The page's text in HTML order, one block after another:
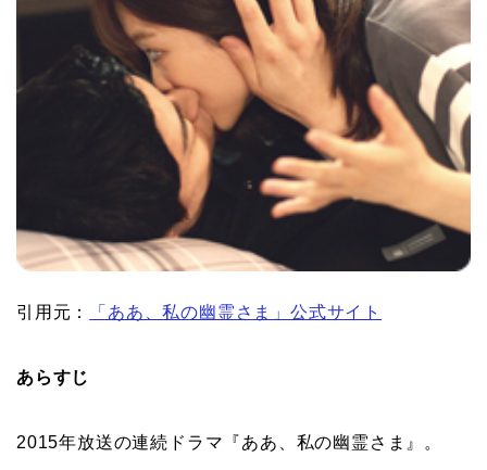
引用元： 「ああ、私の幽霊さま」公式サイト
あらすじ
2015年放送の連続ドラマ『ああ、私の幽霊さま 』。